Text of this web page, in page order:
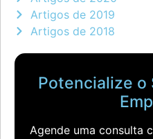
Artigos de 2019
Artigos de 2018
Potencialize o
Agende uma consulta